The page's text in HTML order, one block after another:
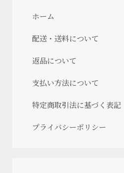
ホーム
配送・送料について
返品について
支払い方法について
特定商取引法に基づく表記
プライバシーポリシー